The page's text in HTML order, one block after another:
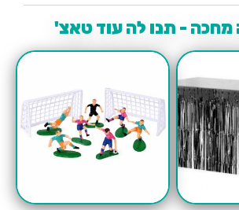
- תנו לה עוד טאצ'